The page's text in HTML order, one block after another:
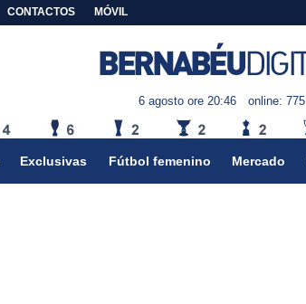
CONTACTOS MÓVIL
6 agosto ore 20:46 online: 775
Exclusivas Fútbol femenino Mercado